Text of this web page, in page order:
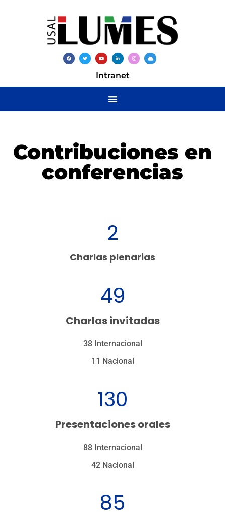
Intranet
Contribuciones en
conferencias
2
Charlas plenarias
49
Charlas invitadas
38 Internacional
11 Nacional
130
Presentaciones orales
88 Internacional
42 Nacional
85